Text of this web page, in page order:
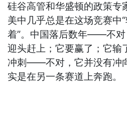
硅谷高管和华盛顿的政策
美中几乎总是在这场竞赛中“
着”。中国落后数年——不对
迎头赶上；它要赢了；它输
冲刺——不对，它并没有冲
实是在另一条赛道上奔跑。